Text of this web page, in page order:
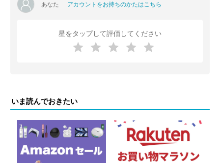
あなた アカウントをお持ちのかたはこちら
星をタップして評価してください
いま読んでおきたい